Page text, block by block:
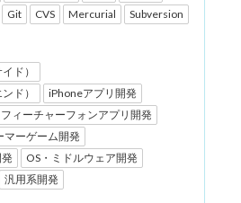
Git CVS Mercurial Subversion
ド）
ド）
iPhoneアプリ開発
フィーチャーフォンアプリ開発
マーゲーム開発
OS・ミドルウェア開発
汎用系開発